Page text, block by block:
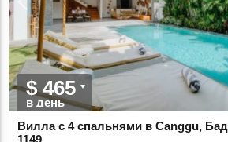
$ 465
в день
Вилла с 4 спальнями в Canggu,